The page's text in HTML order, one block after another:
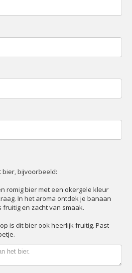
bier, bijvoorbeeld:
romig bier met een okergele kleur
In het aroma ontdek je banaan
en zacht van smaak.
is dit bier ook heerlijk fruitig. Past